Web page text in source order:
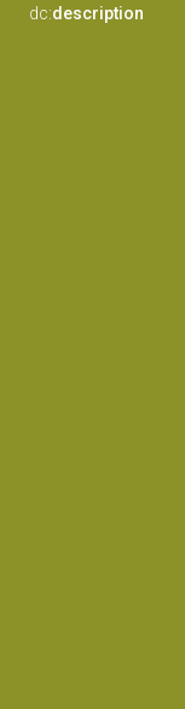
dc:description